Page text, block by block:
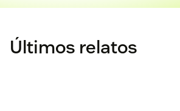
Últimos relatos